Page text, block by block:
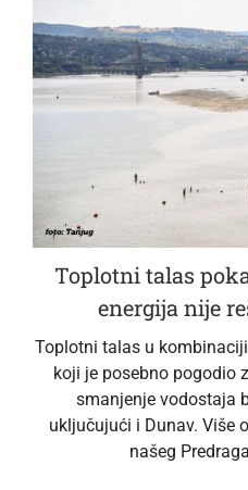
Toplotni talas
energija nije
Toplotni talas u
koji je posebno pogodio
smanjenje vodostaja
uključujući i Dunav. Više
našeg